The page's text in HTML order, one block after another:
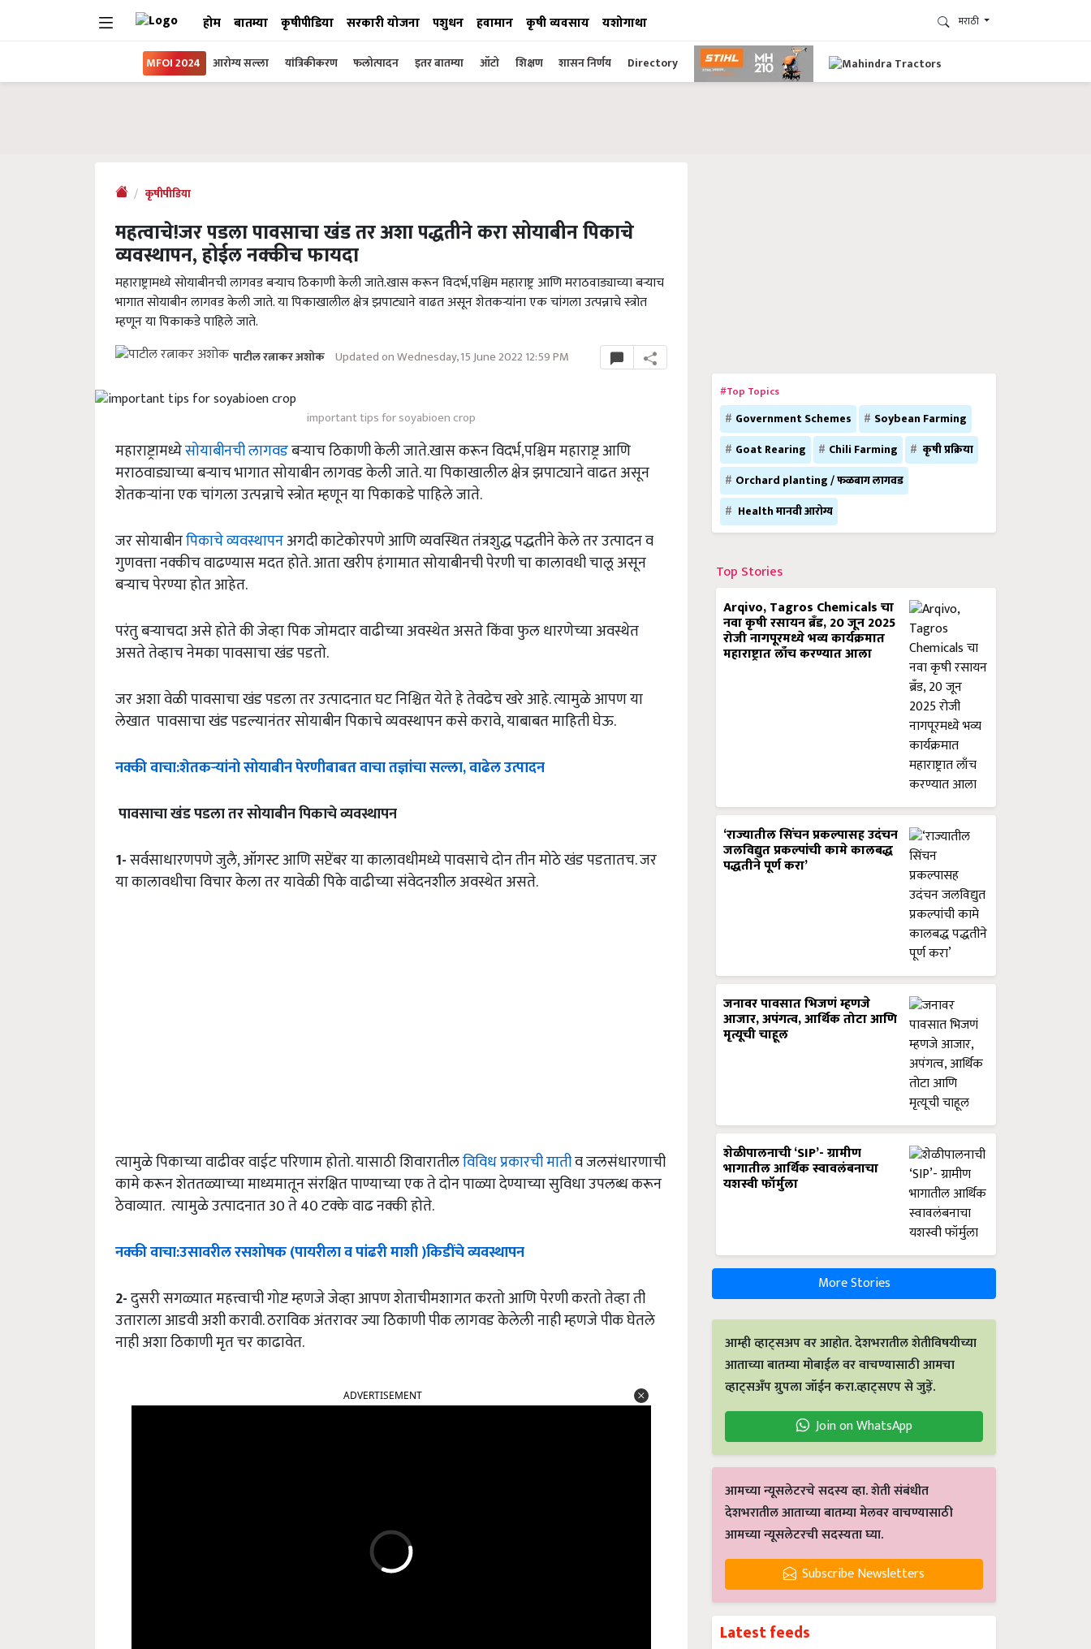
होम बातम्या कृषीपीडिया सरकारी योजना पशुधन हवामान कृषी व्यवसाय यशोगाथा मराठी
MFOI 2024 आरोग्य सल्ला यांत्रिकीकरण फलोत्पादन इतर बातम्या ऑटो शिक्षण शासन निर्णय Directory
कृषीपीडिया
महत्वाचे!जर पडला पावसाचा खंड तर अशा पद्धतीने करा सोयाबीन पिकाचे
व्यवस्थापन, होईल नक्कीच फायदा
महाराष्ट्रामध्ये सोयाबीनची लागवड बऱ्याच ठिकाणी केली जाते.खास करून विदर्भ,पश्चिम महाराष्ट्र आणि मराठवाड्याच्या बऱ्याच
भागात सोयाबीन लागवड केली जाते. या पिकाखालील क्षेत्र झपाट्याने वाढत असून शेतकऱ्यांना एक चांगला उत्पन्नाचे स्त्रोत
म्हणून या पिकाकडे पाहिले जाते.
पाटील रत्नाकर अशोक Updated on Wednesday, 15 June 2022 12:59 PM
important tips for soyabioen crop
महाराष्ट्रामध्येसोयाबीनची लागवडबऱ्याच ठिकाणी केली जाते.खास करून विदर्भ,पश्चिम महाराष्ट्र आणि
मराठवाड्याच्या बऱ्याच भागात सोयाबीन लागवड केली जाते. या पिकाखालील क्षेत्र झपाट्याने वाढत असून
शेतकऱ्यांना एक चांगला उत्पन्नाचे स्त्रोत म्हणून या पिकाकडे पाहिले जाते.
जर सोयाबीनपिकाचे व्यवस्थापनअगदी काटेकोरपणे आणि व्यवस्थित तंत्रशुद्ध पद्धतीने केले तर उत्पादन व
गुणवत्ता नक्कीच वाढण्यास मदत होते. आता खरीप हंगामात सोयाबीनची पेरणी चा कालावधी चालू असून
बऱ्याच पेरण्या होत आहेत.
परंतु बऱ्याचदा असे होते की जेव्हा पिक जोमदार वाढीच्या अवस्थेत असते किंवा फुल धारणेच्या अवस्थेत
असते तेव्हाच नेमका पावसाचा खंड पडतो.
जर अशा वेळी पावसाचा खंड पडला तर उत्पादनात घट निश्चित येते हे तेवढेच खरे आहे. त्यामुळे आपण या
लेखात पावसाचा खंड पडल्यानंतर सोयाबीन पिकाचे व्यवस्थापन कसे करावे, याबाबत माहिती घेऊ.
नक्कीवाचा:शेतकऱ्यांनोसोयाबीनपेरणीबाबतवाचातज्ञांचासल्ला,वाढेलउत्पादन
पावसाचाखंडपडलातरसोयाबीनपिकाचेव्यवस्थापन
1-सर्वसाधारणपणे जुलै, ऑगस्ट आणि सप्टेंबर या कालावधीमध्ये पावसाचे दोन तीन मोठे खंड पडतातच. जर
या कालावधीचा विचार केला तर यावेळी पिके वाढीच्या संवेदनशील अवस्थेत असते.
त्यामुळे पिकाच्या वाढीवर वाईट परिणाम होतो. यासाठी शिवारातीलविविध प्रकारची मातीव जलसंधारणाची
कामे करून शेततळ्याच्या माध्यमातून संरक्षित पाण्याच्या एक ते दोन पाळ्या देण्याच्या सुविधा उपलब्ध करून
ठेवाव्यात. त्यामुळे उत्पादनात 30 ते 40 टक्के वाढ नक्की होते.
नक्कीवाचा:उसावरीलरसशोषक(पायरीलावपांढरीमाशी)किडींचेव्यवस्थापन
2-दुसरी सगळ्यात महत्त्वाची गोष्ट म्हणजे जेव्हा आपण शेताचीमशागत करतो आणि पेरणी करतो तेव्हा ती
उताराला आडवी अशी करावी. ठराविक अंतरावर ज्या ठिकाणी पीक लागवड केलेली नाही म्हणजे पीक घेतले
नाही अशा ठिकाणी मृत चर काढावेत.
#Top Topics
Government Schemes
Soybean Farming
Goat Rearing
Chili Farming
कृषी प्रक्रिया
Orchard planting / फळबाग लागवड
Health मानवी आरोग्य
Top Stories
Arqivo, Tagros Chemicals चा
नवा कृषी रसायन ब्रँड, 20 जून 2025
रोजी नागपूरमध्ये भव्य कार्यक्रमात
महाराष्ट्रात लाँच करण्यात आला
‘राज्यातील सिंचन प्रकल्पासह उदंचन
जलविद्युत प्रकल्पांची कामे कालबद्ध
पद्धतीने पूर्ण करा’
जनावर पावसात भिजणं म्हणजे
आजार, अपंगत्व, आर्थिक तोटा आणि
मृत्यूची चाहूल
शेळीपालनाची ‘SIP’- ग्रामीण
भागातील आर्थिक स्वावलंबनाचा
यशस्वी फॉर्मुला
More Stories
आम्ही व्हाट्सअप वर आहोत. देशभरातील शेतीविषयीच्या
आताच्या बातम्या मोबाईल वर वाचण्यासाठी आमचा
व्हाट्सअँप ग्रुपला जॉईन करा.व्हाट्सएप से जुड़ें.
Join on WhatsApp
आमच्या न्यूसलेटरचे सदस्य व्हा. शेती संबंधीत
देशभरातील आताच्या बातम्या मेलवर वाचण्यासाठी
आमच्या न्यूसलेटरची सदस्यता घ्या.
Subscribe Newsletters
Latest feeds